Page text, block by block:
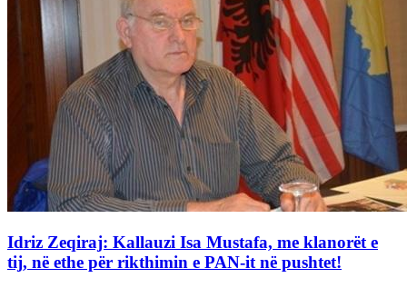
Idriz Zeqiraj: Kallauzi Isa Mustafa, me klanorët e
tij, në ethe për rikthimin e PAN-it në pushtet!